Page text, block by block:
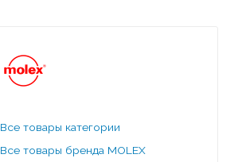
Все товары категории
Все товары бренда MOLEX